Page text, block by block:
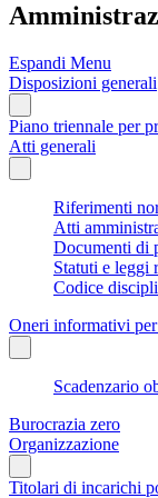
Espandi Menu
Disposizioni generali
Piano triennale per
Atti generali
Riferimenti
Atti
Documenti di
Statuti e leggi
Codice
Oneri informativi
Scadenzario
Burocrazia zero
Organizzazione
Titolari di incarichi